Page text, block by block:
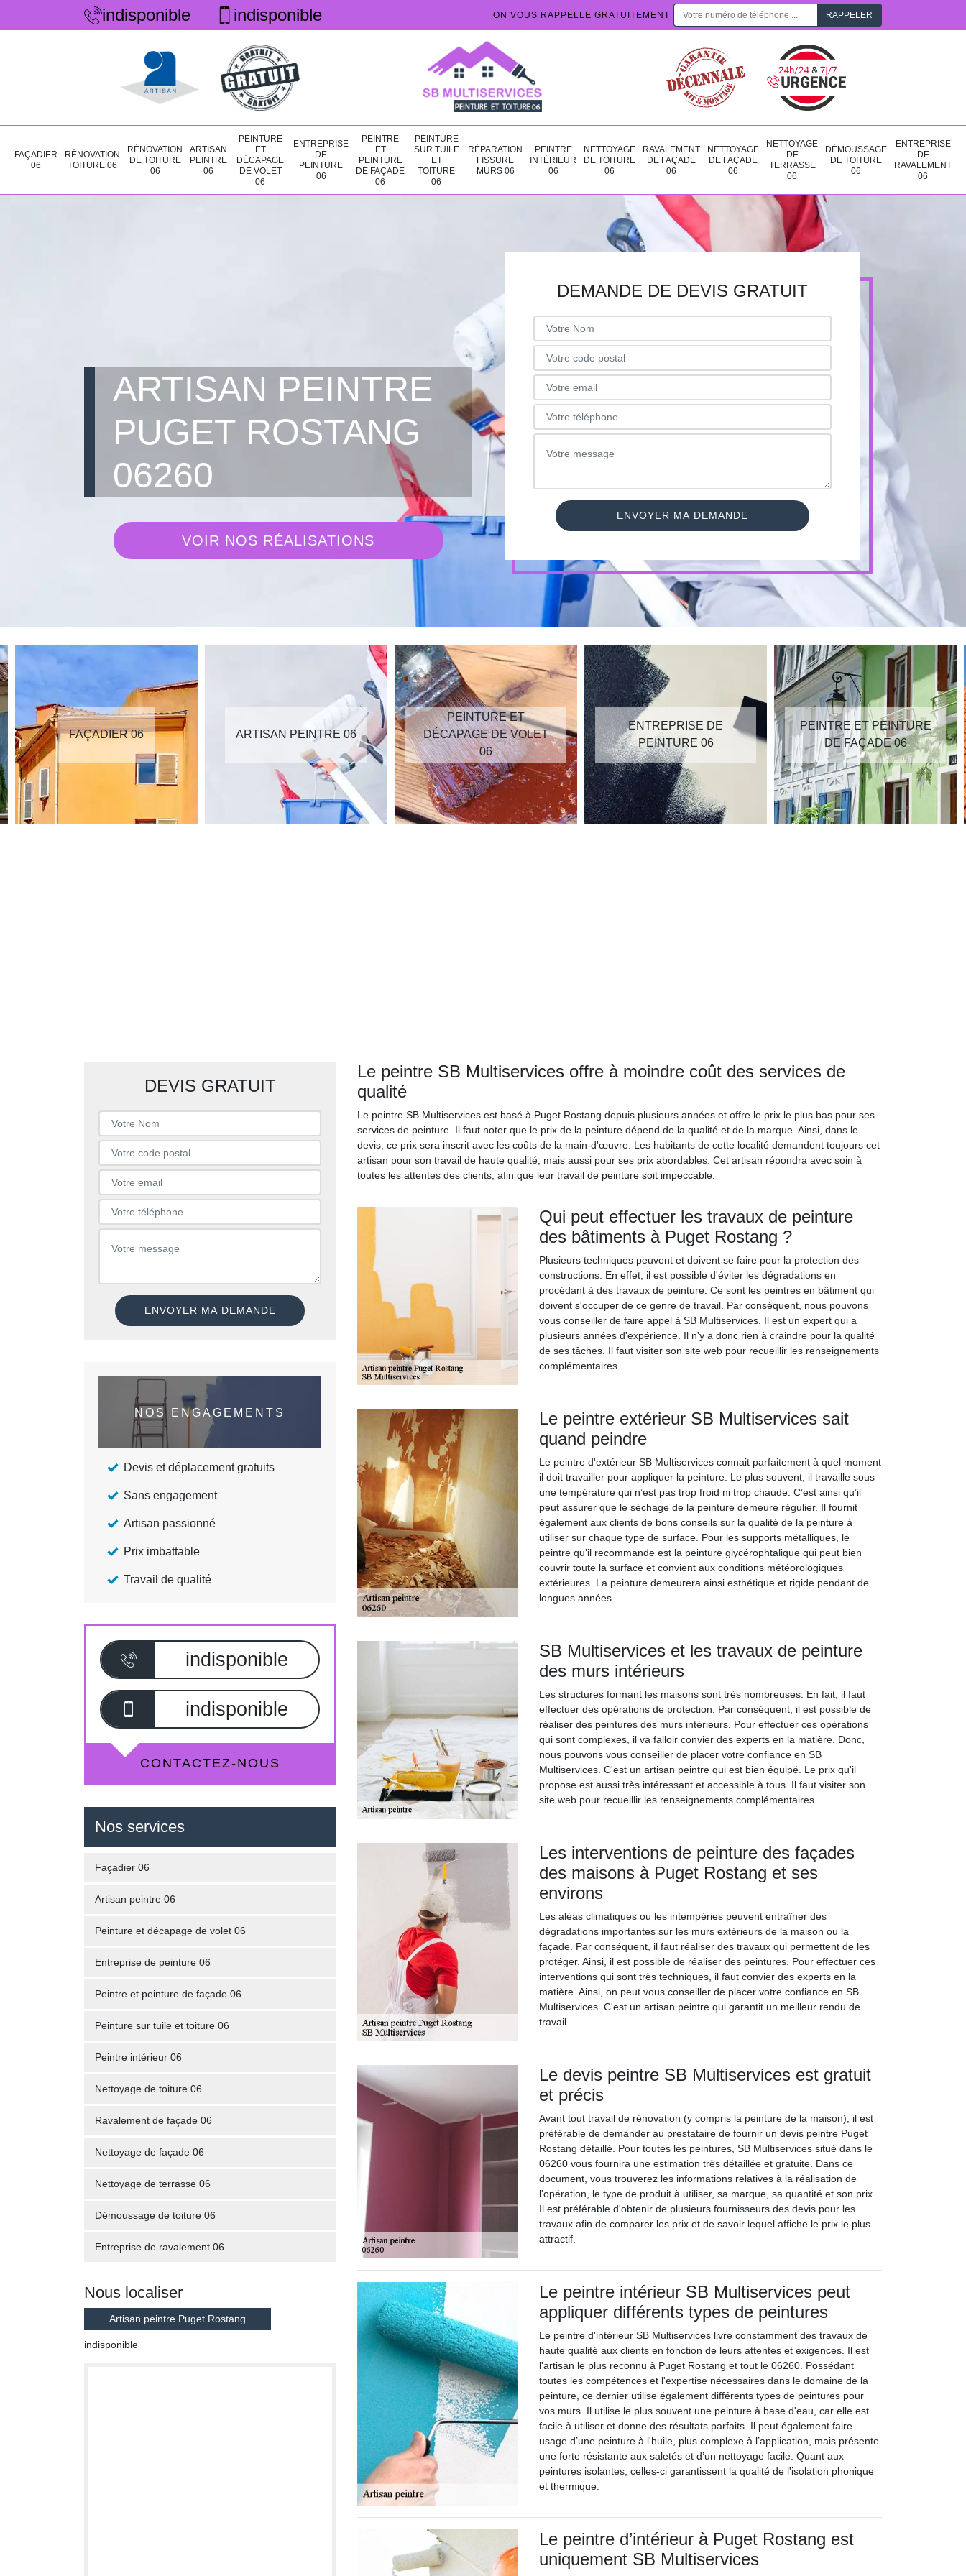
indisponible indisponible ON VOUS RAPPELLE GRATUITEMENT
FAÇADIER
06
RÉNOVATION
TOITURE 06
RÉNOVATION
DE TOITURE
06
ARTISAN
PEINTRE
06
PEINTURE
ET
DÉCAPAGE
DE VOLET
06
ENTREPRISE
DE
PEINTURE
06
PEINTRE
ET
PEINTURE
DE FAÇADE
06
PEINTURE
SUR TUILE
ET
TOITURE
06
RÉPARATION
FISSURE
MURS 06
PEINTRE
INTÉRIEUR
06
NETTOYAGE
DE TOITURE
06
RAVALEMENT
DE FAÇADE
06
NETTOYAGE
DE FAÇADE
06
NETTOYAGE
DE
TERRASSE
06
DÉMOUSSAGE
DE TOITURE
06
ENTREPRISE
DE
RAVALEMENT
06
ARTISAN PEINTRE
PUGET ROSTANG
06260
VOIR NOS RÉALISATIONS
DEMANDE DE DEVIS GRATUIT
FAÇADIER 06 ARTISAN PEINTRE 06
PEINTURE ET
DÉCAPAGE DE VOLET
06
ENTREPRISE DE
PEINTURE 06
PEINTRE ET PEINTURE
DE FAÇADE 06
DEVIS GRATUIT
NOS ENGAGEMENTS
Devis et déplacement gratuits
Sans engagement
Artisan passionné
Prix imbattable
Travail de qualité
indisponible
indisponible
CONTACTEZ-NOUS
Nos services
Façadier 06
Artisan peintre 06
Peinture et décapage de volet 06
Entreprise de peinture 06
Peintre et peinture de façade 06
Peinture sur tuile et toiture 06
Peintre intérieur 06
Nettoyage de toiture 06
Ravalement de façade 06
Nettoyage de façade 06
Nettoyage de terrasse 06
Démoussage de toiture 06
Entreprise de ravalement 06
Nous localiser
Artisan peintre Puget Rostang
indisponible
Le peintre SB Multiservices offre à moindre coût des services de
qualité
Le peintre SB Multiservices est basé à Puget Rostang depuis plusieurs années et offre le prix le plus bas pour ses
services de peinture. Il faut noter que le prix de la peinture dépend de la qualité et de la marque. Ainsi, dans le
devis, ce prix sera inscrit avec les coûts de la main-d'œuvre. Les habitants de cette localité demandent toujours cet
artisan pour son travail de haute qualité, mais aussi pour ses prix abordables. Cet artisan répondra avec soin à
toutes les attentes des clients, afin que leur travail de peinture soit impeccable.
Qui peut effectuer les travaux de peinture
des bâtiments à Puget Rostang ?
Plusieurs techniques peuvent et doivent se faire pour la protection des
constructions. En effet, il est possible d'éviter les dégradations en
procédant à des travaux de peinture. Ce sont les peintres en bâtiment qui
doivent s'occuper de ce genre de travail. Par conséquent, nous pouvons
vous conseiller de faire appel à SB Multiservices. Il est un expert qui a
plusieurs années d'expérience. Il n'y a donc rien à craindre pour la qualité
de ses tâches. Il faut visiter son site web pour recueillir les renseignements
complémentaires.
Le peintre extérieur SB Multiservices sait
quand peindre
Le peintre d'extérieur SB Multiservices connait parfaitement à quel moment
il doit travailler pour appliquer la peinture. Le plus souvent, il travaille sous
une température qui n’est pas trop froid ni trop chaude. C’est ainsi qu’il
peut assurer que le séchage de la peinture demeure régulier. Il fournit
également aux clients de bons conseils sur la qualité de la peinture à
utiliser sur chaque type de surface. Pour les supports métalliques, le
peintre qu’il recommande est la peinture glycérophtalique qui peut bien
couvrir toute la surface et convient aux conditions météorologiques
extérieures. La peinture demeurera ainsi esthétique et rigide pendant de
longues années.
SB Multiservices et les travaux de peinture
des murs intérieurs
Les structures formant les maisons sont très nombreuses. En fait, il faut
effectuer des opérations de protection. Par conséquent, il est possible de
réaliser des peintures des murs intérieurs. Pour effectuer ces opérations
qui sont complexes, il va falloir convier des experts en la matière. Donc,
nous pouvons vous conseiller de placer votre confiance en SB
Multiservices. C'est un artisan peintre qui est bien équipé. Le prix qu'il
propose est aussi très intéressant et accessible à tous. Il faut visiter son
site web pour recueillir les renseignements complémentaires.
Les interventions de peinture des façades
des maisons à Puget Rostang et ses
environs
Les aléas climatiques ou les intempéries peuvent entraîner des
dégradations importantes sur les murs extérieurs de la maison ou la
façade. Par conséquent, il faut réaliser des travaux qui permettent de les
protéger. Ainsi, il est possible de réaliser des peintures. Pour effectuer ces
interventions qui sont très techniques, il faut convier des experts en la
matière. Ainsi, on peut vous conseiller de placer votre confiance en SB
Multiservices. C'est un artisan peintre qui garantit un meilleur rendu de
travail.
Le devis peintre SB Multiservices est gratuit
et précis
Avant tout travail de rénovation (y compris la peinture de la maison), il est
préférable de demander au prestataire de fournir un devis peintre Puget
Rostang détaillé. Pour toutes les peintures, SB Multiservices situé dans le
06260 vous fournira une estimation très détaillée et gratuite. Dans ce
document, vous trouverez les informations relatives à la réalisation de
l'opération, le type de produit à utiliser, sa marque, sa quantité et son prix.
Il est préférable d'obtenir de plusieurs fournisseurs des devis pour les
travaux afin de comparer les prix et de savoir lequel affiche le prix le plus
attractif.
Le peintre intérieur SB Multiservices peut
appliquer différents types de peintures
Le peintre d'intérieur SB Multiservices livre constamment des travaux de
haute qualité aux clients en fonction de leurs attentes et exigences. Il est
l'artisan le plus reconnu à Puget Rostang et tout le 06260. Possédant
toutes les compétences et l'expertise nécessaires dans le domaine de la
peinture, ce dernier utilise également différents types de peintures pour
vos murs. Il utilise le plus souvent une peinture à base d'eau, car elle est
facile à utiliser et donne des résultats parfaits. Il peut également faire
usage d’une peinture à l'huile, plus complexe à l’application, mais présente
une forte résistante aux saletés et d’un nettoyage facile. Quant aux
peintures isolantes, celles-ci garantissent la qualité de l'isolation phonique
et thermique.
Le peintre d’intérieur à Puget Rostang est
uniquement SB Multiservices